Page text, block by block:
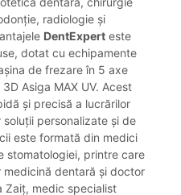
radiologie și
DentExpert este
dotat cu echipamente
de frezare în 5 axe
Asiga MAX UV. Acest
și precisă a lucrărilor
personalizate și de
este formată din medici
stomatologiei, printre care
medicină dentară și doctor
Zaiț, medic specialist